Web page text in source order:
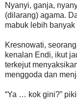
Nyanyi, ganja,
(dilarang) agama.
mabuk lebih banyak
Kresnowati,
kenalan Endi, ikut
terkejut
menggoda dan
“Ya … kok gini?”